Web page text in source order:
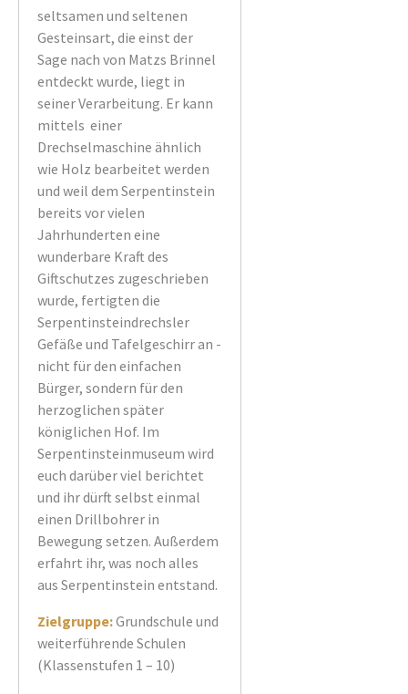
seltsamen und seltenen
Gesteinsart, die einst der
Sage nach von Matzs Brinnel
entdeckt wurde, liegt in
seiner Verarbeitung. Er kann
mittels einer
Drechselmaschine ähnlich
wie Holz bearbeitet werden
und weil dem Serpentinstein
bereits vor vielen
Jahrhunderten eine
wunderbare Kraft des
Giftschutzes zugeschrieben
wurde, fertigten die
Serpentinsteindrechsler
Gefäße und Tafelgeschirr an -
nicht für den einfachen
Bürger, sondern für den
herzoglichen später
königlichen Hof. Im
Serpentinsteinmuseum wird
euch darüber viel berichtet
und ihr dürft selbst einmal
einen Drillbohrer in
Bewegung setzen. Außerdem
erfahrt ihr, was noch alles
aus Serpentinstein entstand.
Zielgruppe:Grundschule und
weiterführende Schulen
(Klassenstufen 1 – 10)